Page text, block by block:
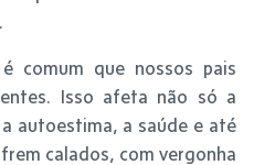
comum que nossos pais
Isso afeta não só a
autoestima, a saúde e até
calados, com vergonha